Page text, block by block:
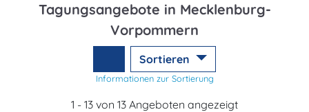
Tagungsangebote in Mecklenburg-
Vorpommern
Sortieren
Informationen zur Sortierung
1 - 13 von 13 Angeboten angezeigt